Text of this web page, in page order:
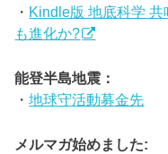
・ Kindle版 地底科学
も進化か?
能登半島地震：
・地球守活動募金先
メルマガ始めました: